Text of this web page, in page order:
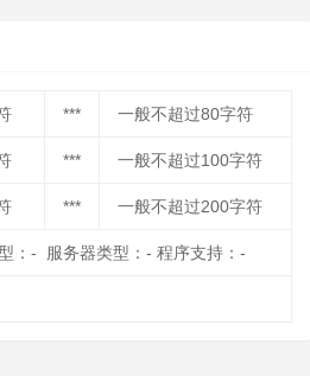
*** 一般不超过80字符
*** 一般不超过100字符
*** 一般不超过200字符
：- 服务器类型：- 程序支持：-